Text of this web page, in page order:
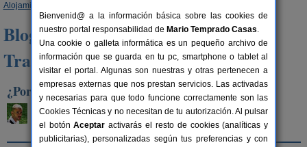
Alojamientos
Blog de Turismo Rural - Fiestas y
Tradiciones
¿Por qué pasar la Nochevieja en una casa rural?
Sergio Delgado
Lunes, 02 de diciembre de 2019
Bienvenid@ a la información básica sobre las cookies de
nuestro portal responsabilidad de Mario Temprado Casas.
Una cookie o galleta informática es un pequeño archivo de
información que se guarda en tu pc, smartphone o tablet al
visitar el portal. Algunas son nuestras y otras pertenecen a
empresas externas que nos prestan servicios. Las activadas
y necesarias para que todo funcione correctamente son las
Cookies Técnicas y no necesitan de tu autorización. Al pulsar
el botónAceptar activarás el resto de cookies (analíticas y
publicitarias), personalizadas según tus preferencias y con